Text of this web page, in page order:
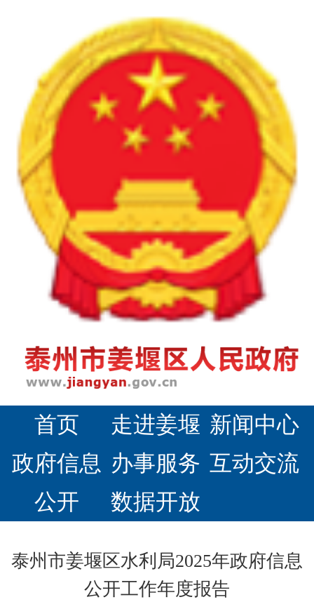
首页 走进姜堰 新闻中心
政府信息
公开
办事服务 互动交流
数据开放
泰州市姜堰区水利局2025年政府信息
公开工作年度报告